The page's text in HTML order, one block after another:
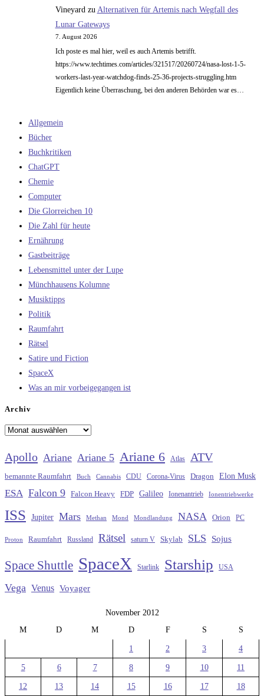
Vineyard zu Alternativen für Artemis nach Wegfall des
Lunar Gateways
7. August 2026
Ich poste es mal hier, weil es auch Artemis betrifft.
https://www.techtimes.com/articles/321517/20260724/nasa-lost-1-5-
workers-last-year-watchdog-finds-25-36-projects-struggling.htm
Eigentlich keine Überraschung, bei den anderen Behörden war es…
Allgemein
Bücher
Buchkritiken
ChatGPT
Chemie
Computer
Die Glorreichen 10
Die Zahl für heute
Ernährung
Gastbeiträge
Lebensmittel unter der Lupe
Münchhausens Kolumne
Musiktipps
Politik
Raumfahrt
Rätsel
Satire und Fiction
SpaceX
Was an mir vorbeigegangen ist
Archiv
Archiv
Apollo Ariane Ariane 5 Ariane 6 Atlas ATV
bemannte Raumfahrt Buch Cannabis CDU Corona-Virus Dragon Elon Musk
ESA Falcon 9 Falcon Heavy FDP Galileo Ionenantrieb Ionentriebwerke
ISS Jupiter Mars Methan Mond Mondlandung NASA Orion PC
Proton Raumfahrt Russland Rätsel saturn V Skylab SLS Sojus
Space Shuttle SpaceX Starlink Starship USA
Vega Venus Voyager
November 2012
M
D M D F S S
1 2 3 4
5 6 7 8 9 10 11
12 13 14 15 16 17 18